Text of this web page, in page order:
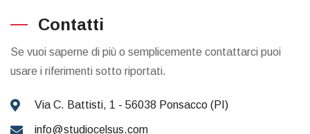
Contatti
Se vuoi saperne di più o semplicemente contattarci puoi
usare i riferimenti sotto riportati.
Via C. Battisti, 1 - 56038 Ponsacco (PI)
info@studiocelsus.com